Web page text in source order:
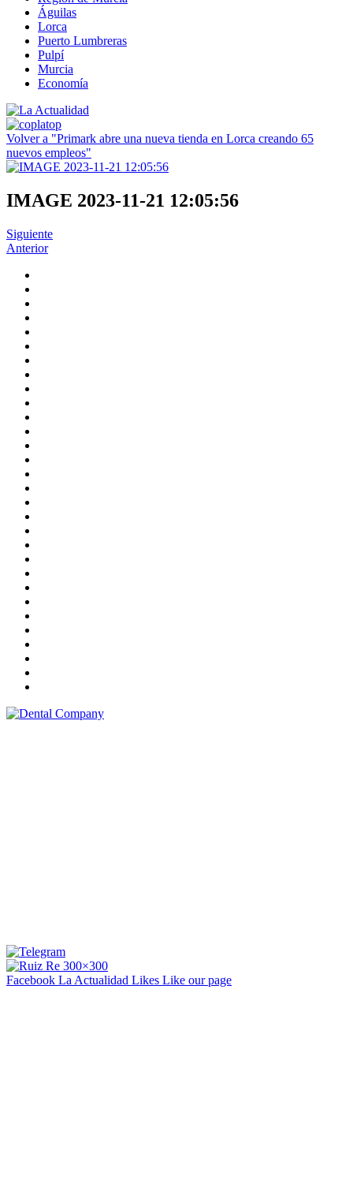
Águilas
Lorca
Puerto Lumbreras
Pulpí
Murcia
Economía
Volver a "Primark abre una nueva tienda en Lorca creando 65
nuevos empleos"
IMAGE 2023-11-21 12:05:56
Siguiente
Anterior
Facebook La Actualidad Likes Like our page